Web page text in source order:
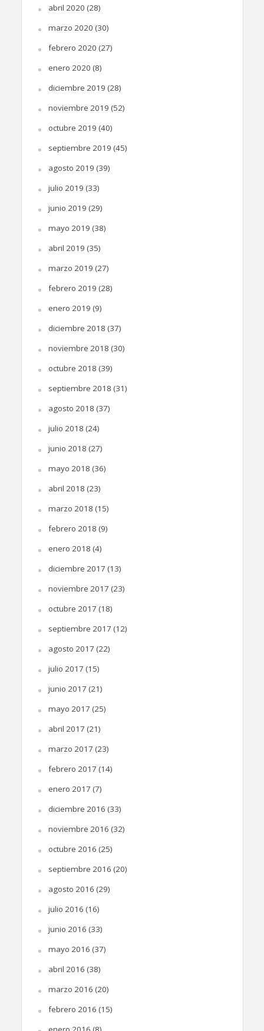
abril 2020 (28)
marzo 2020 (30)
febrero 2020 (27)
enero 2020 (8)
diciembre 2019 (28)
noviembre 2019 (52)
octubre 2019 (40)
septiembre 2019 (45)
agosto 2019 (39)
julio 2019 (33)
junio 2019 (29)
mayo 2019 (38)
abril 2019 (35)
marzo 2019 (27)
febrero 2019 (28)
enero 2019 (9)
diciembre 2018 (37)
noviembre 2018 (30)
octubre 2018 (39)
septiembre 2018 (31)
agosto 2018 (37)
julio 2018 (24)
junio 2018 (27)
mayo 2018 (36)
abril 2018 (23)
marzo 2018 (15)
febrero 2018 (9)
enero 2018 (4)
diciembre 2017 (13)
noviembre 2017 (23)
octubre 2017 (18)
septiembre 2017 (12)
agosto 2017 (22)
julio 2017 (15)
junio 2017 (21)
mayo 2017 (25)
abril 2017 (21)
marzo 2017 (23)
febrero 2017 (14)
enero 2017 (7)
diciembre 2016 (33)
noviembre 2016 (32)
octubre 2016 (25)
septiembre 2016 (20)
agosto 2016 (29)
julio 2016 (16)
junio 2016 (33)
mayo 2016 (37)
abril 2016 (38)
marzo 2016 (20)
febrero 2016 (15)